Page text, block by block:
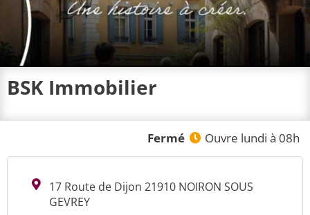
BSK Immobilier
Fermé Ouvre lundi à 08h
17 Route de Dijon 21910 NOIRON SOUS
GEVREY